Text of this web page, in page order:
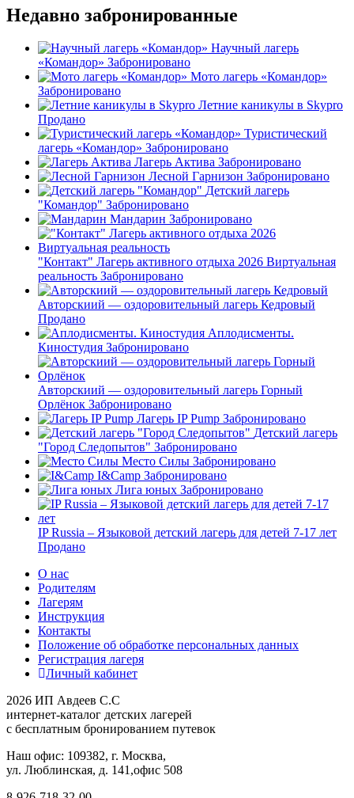
Недавно забронированные
Научный лагерь
«Командор» Забронировано
Мото лагерь «Командор»
Забронировано
Летние каникулы в Skypro
Продано
Туристический
лагерь «Командор» Забронировано
Лагерь Актива Забронировано
Лесной Гарнизон Забронировано
Детский лагерь
"Командор" Забронировано
Мандарин Забронировано
"Контакт" Лагерь активного отдыха 2026 Виртуальная
реальность Забронировано
Авторскиий — оздоровительный лагерь Кедровый
Продано
Аплодисменты.
Киностудия Забронировано
Авторскиий — оздоровительный лагерь Горный
Орлёнок Забронировано
Лагерь IP Pump Забронировано
Детский лагерь
"Город Следопытов" Забронировано
Место Силы Забронировано
I&Camp Забронировано
Лига юных Забронировано
IP Russia – Языковой детский лагерь для детей 7-17 лет
Продано
О нас
Родителям
Лагерям
Инструкция
Контакты
Положение об обработке персональных данных
Регистрация лагеря
Личный кабинет
2026 ИП Авдеев С.С
интернет-каталог детских лагерей
с бесплатным бронированием путевок
Наш офис: 109382, г. Москва,
ул. Люблинская, д. 141,офис 508